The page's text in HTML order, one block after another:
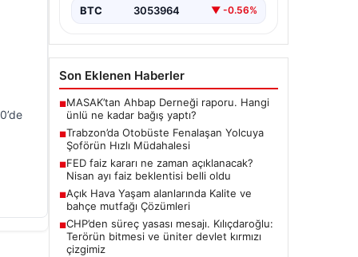
BTC 3053964 ▼ -0.56%
Son Eklenen Haberler
■MASAK’tan Ahbap Derneği raporu. Hangi
ünlü ne kadar bağış yaptı?
■Trabzon’da Otobüste Fenalaşan Yolcuya
Şoförün Hızlı Müdahalesi
■FED faiz kararı ne zaman açıklanacak?
Nisan ayı faiz beklentisi belli oldu
■Açık Hava Yaşam alanlarında Kalite ve
bahçe mutfağı Çözümleri
■CHP’den süreç yasası mesajı. Kılıçdaroğlu:
Terörün bitmesi ve üniter devlet kırmızı
çizgimiz